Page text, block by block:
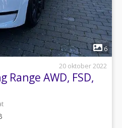
1
6
20 oktober 2022
Range AWD, FSD,